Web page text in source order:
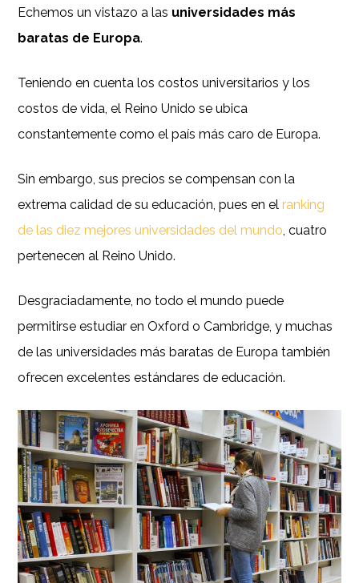
Echemos un vistazo a las universidades más
baratas de Europa.
Teniendo en cuenta los costos universitarios y los
costos de vida, el Reino Unido se ubica
constantemente como el país más caro de Europa.
Sin embargo, sus precios se compensan con la
extrema calidad de su educación, pues en elranking
de las diez mejores universidades del mundo , cuatro
pertenecen al Reino Unido.
Desgraciadamente, no todo el mundo puede
permitirse estudiar en Oxford o Cambridge, y muchas
de las universidades más baratas de Europa también
ofrecen excelentes estándares de educación.